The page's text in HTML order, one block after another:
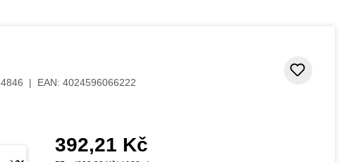
| EAN: 4024596066222
Běžná cena:
392,21 Kč